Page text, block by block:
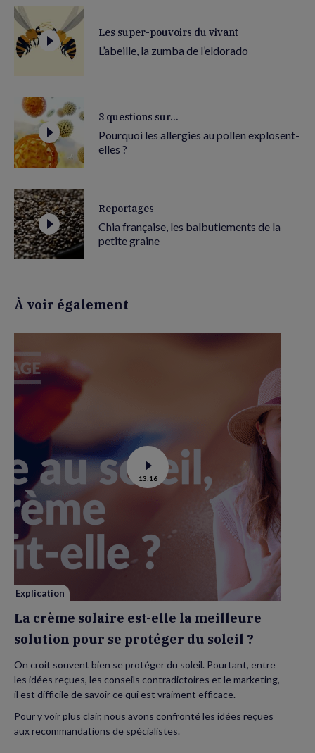
Les super-pouvoirs du vivant
L’abeille, la zumba de l’eldorado
3 questions sur...
Pourquoi les allergies au pollen explosent-
elles ?
Reportages
Chia française, les balbutiements de la
petite graine
À voir également
Voir
la
vidéo
est-
elle
la
meilleure
solution
protéger
soleil
13:16
Explication
La crème solaire est-elle la meilleure
solution pour se protéger du soleil ?
On croit souvent bien se protéger du soleil. Pourtant, entre
les idées reçues, les conseils contradictoires et le marketing,
il est difficile de savoir ce qui est vraiment efficace.
Pour y voir plus clair, nous avons confronté les idées reçues
aux recommandations de spécialistes.